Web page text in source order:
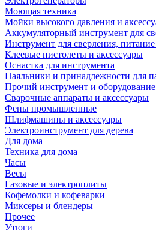
Моющая техника
Мойки высокого давления и
Аккумуляторный инструмент для
Инструмент для сверления, питание
Клеевые пистолеты и аксессуары
Оснастка для инструмента
Паяльники и принадлежности для
Прочий инструмент и оборудование
Сварочные аппараты и аксессуары
Фены промышленные
Шлифмашины и аксессуары
Электроинструмент для дерева
Для дома
Техника для дома
Часы
Весы
Газовые и электроплиты
Кофемолки и кофеварки
Миксеры и блендеры
Прочее
Утюги